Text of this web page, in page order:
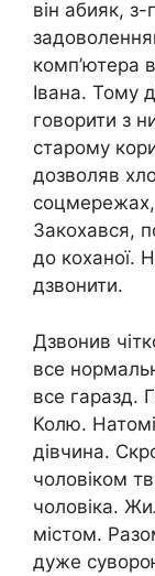
він абияк, з-
комп’ютера
Івана. Тому
говорити з
старому
дозволяв
соцмережах,
Закохався,
до коханої.
дзвонити.
Дзвонив
все
все гаразд.
Колю.
дівчина.
чоловіком
чоловіка.
містом.
дуже